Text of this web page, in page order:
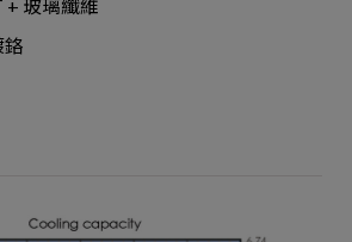
+ 玻璃纖維
鉻